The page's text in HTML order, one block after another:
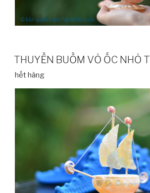
THUYỀN BUỒM VỎ ỐC NHỎ
hết hàng